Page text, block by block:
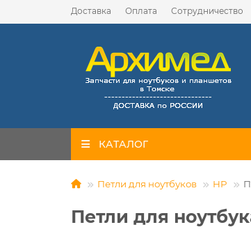
Доставка Оплата Сотрудничество
КАТАЛОГ
Петли для ноутбуков HP
Петли для